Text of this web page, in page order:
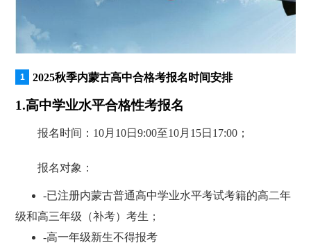
2025秋季内蒙古高中合格考报名时间安排
1.高中学业水平合格性考报名
报名时间：10月10日9:00至10月15日17:00；
报名对象：
-已注册内蒙古普通高中学业水平考试考籍的高二年
级和高三年级（补考）考生；
-高一年级新生不得报考